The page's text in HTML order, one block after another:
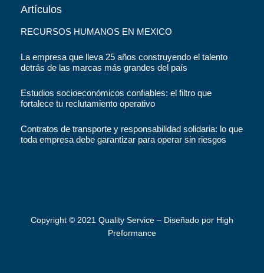
Artículos
RECURSOS HUMANOS EN MEXICO
La empresa que lleva 25 años construyendo el talento
detrás de las marcas más grandes del país
Estudios socioeconómicos confiables: el filtro que
fortalece tu reclutamiento operativo
Contratos de transporte y responsabilidad solidaria: lo que
toda empresa debe garantizar para operar sin riesgos
Copyright ©️ 2021 Quality Service – Diseñado por High
Preformance